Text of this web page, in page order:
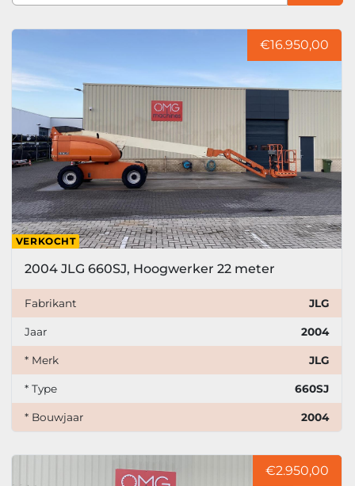
Prijs, EUR
Filter toepassen Filter wissen
Jaar
Filter toepassen
€16.950,00
VERKOCHT
2004 JLG 660SJ, Hoogwerker 22 meter
Fabrikant JLG
Jaar 2004
* Merk JLG
* Type 660SJ
* Bouwjaar 2004
€2.950,00